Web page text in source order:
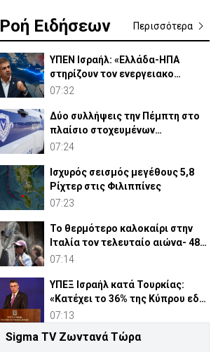
Ροή Ειδήσεων Περισσότερα
ΥΠΕΝ Ισραήλ: «Ελλάδα-ΗΠΑ
στηρίζουν τον ενεργειακο
διάδρομο - Πιέζει η Τουρκία»
07:32
Δύο συλλήψεις την Πέμπτη στο
πλαίσιο στοχευμένων
επιχειρήσεων αστυνόμευσης
07:24
Ισχυρός σεισμός μεγέθους 5,8
Ρίχτερ στις Φιλιππίνες
07:23
Το θερμότερο καλοκαίρι στην
Ιταλία τον τελευταίο αιώνα- 48
βαθμοί στη Νάπολι
07:14
ΥΠΕΞ Ισραήλ κατά Τουρκίας:
«Κατέχει το 36% της Κύπρου εδώ
και μισό αιώνα»
07:13
Ο Τραμπ «κόβει» τη χορήγηση
Sigma TV Ζωντανά Τώρα